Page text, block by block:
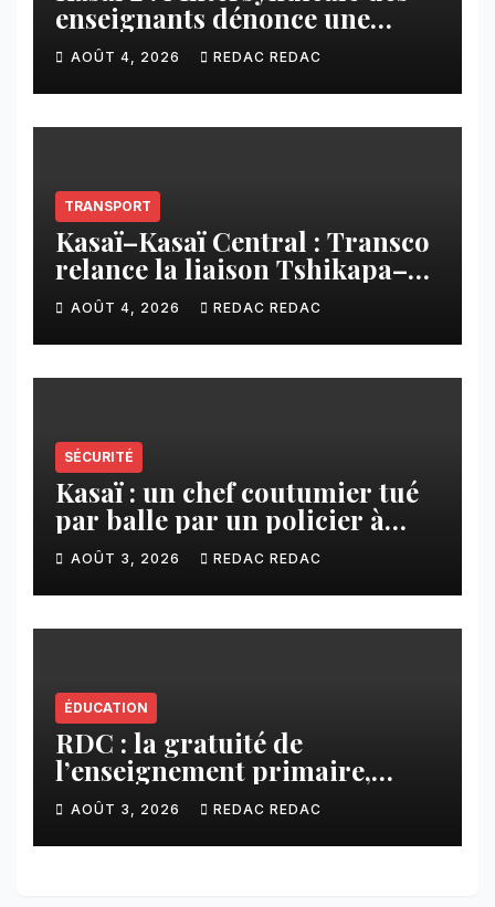
enseignants dénonce une
contribution financière
imposée aux écoles de la
CNCA
AOÛT 4, 2026 REDAC REDAC
TRANSPORT
Kasaï–Kasaï Central : Transco
relance la liaison Tshikapa–
Tshiamu pour faciliter les
échanges
AOÛT 4, 2026 REDAC REDAC
SÉCURITÉ
Kasaï : un chef coutumier tué
par balle par un policier à
Kamuesha, la tension monte
AOÛT 3, 2026 REDAC REDAC
ÉDUCATION
RDC : la gratuité de
l’enseignement primaire,
vision phare du Président
Félix Tshisekedi réaffirmée
par une circulaire du
AOÛT 3, 2026 REDAC REDAC